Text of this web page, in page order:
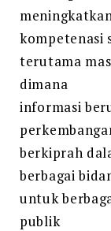
meningkatkan
kompetenasi
terutama
dimana
informasi
berkiprah
berbagai
untuk
publik